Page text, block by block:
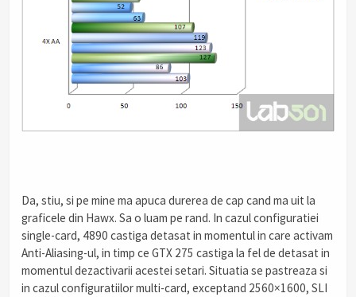
Da, stiu, si pe mine ma apuca durerea de cap cand ma uit la
graficele din Hawx. Sa o luam pe rand. In cazul configuratiei
single-card, 4890 castiga detasat in momentul in care activam
Anti-Aliasing-ul, in timp ce GTX 275 castiga la fel de detasat in
momentul dezactivarii acestei setari. Situatia se pastreaza si
in cazul configuratiilor multi-card, exceptand 2560×1600, SLI